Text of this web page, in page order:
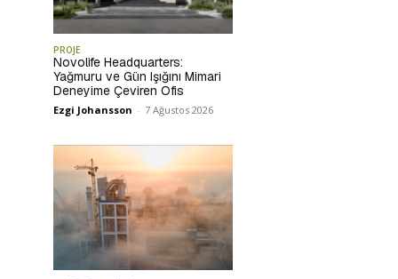
PROJE
Novolife Headquarters:
Yağmuru ve Gün Işığını Mimari
Deneyime Çeviren Ofis
Ezgi Johansson - 7 Ağustos 2026